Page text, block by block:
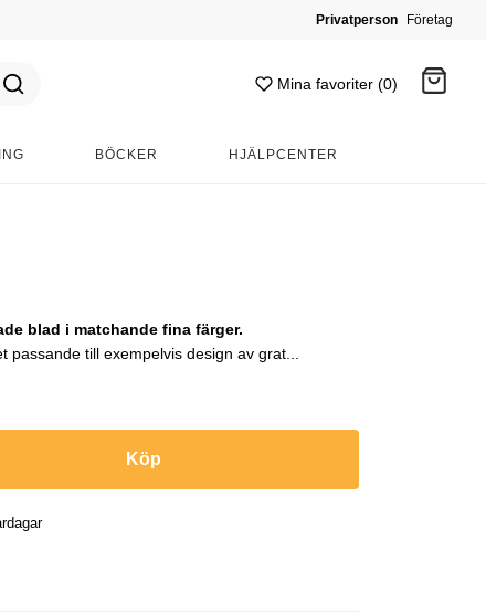
Privatperson Företag
Mina favoriter (0)
BÖCKER HJÄLPCENTER
blad i matchande fina färger.
passande till exempelvis design av grat...
Köp